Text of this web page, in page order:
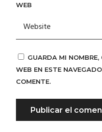
WEB
GUARDA MI NOMBRE,
WEB EN ESTE
COMENTE.